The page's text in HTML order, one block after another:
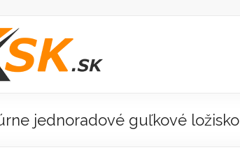
jednoradové guľkové ložisko